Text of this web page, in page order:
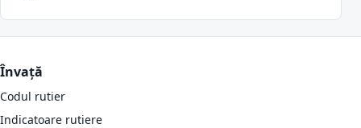
Învață
Codul rutier
Indicatoare rutiere